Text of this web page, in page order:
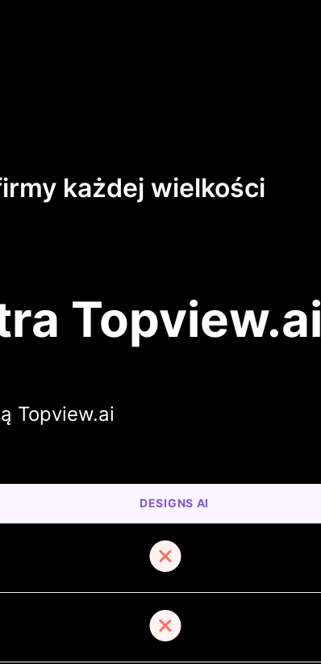
każdej wielkości
Topview.ai
Topview.ai
DESIGNS AI